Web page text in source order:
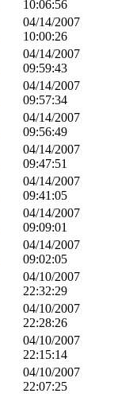
10:06:56
04/14/2007
10:00:26
04/14/2007
09:59:43
04/14/2007
09:57:34
04/14/2007
09:56:49
04/14/2007
09:47:51
04/14/2007
09:41:05
04/14/2007
09:09:01
04/14/2007
09:02:05
04/10/2007
22:32:29
04/10/2007
22:28:26
04/10/2007
22:15:14
04/10/2007
22:07:25